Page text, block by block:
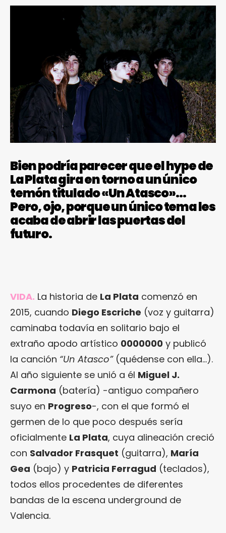
Bien podría parecer que el hype de
La Plata gira en torno a un único
temón titulado «Un Atasco»…
Pero, ojo, porque un único tema les
acaba de abrir las puertas del
futuro.
VIDA. La historia de La Plata comenzó en
2015, cuando Diego Escriche (voz y guitarra)
caminaba todavía en solitario bajo el
extraño apodo artístico 0000000 y publicó
la canción “Un Atasco”(quédense con ella…).
Al año siguiente se unió a él Miguel J.
Carmona (batería) -antiguo compañero
suyo en Progreso-, con el que formó el
germen de lo que poco después sería
oficialmente La Plata, cuya alineación creció
con Salvador Frasquet (guitarra), María
Gea (bajo) y Patricia Ferragud (teclados),
todos ellos procedentes de diferentes
bandas de la escena underground de
Valencia.